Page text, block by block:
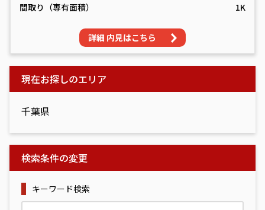
間取り（専有面積）
1K
詳細 内見はこちら
現在お探しのエリア
千葉県
検索条件の変更
キーワード検索